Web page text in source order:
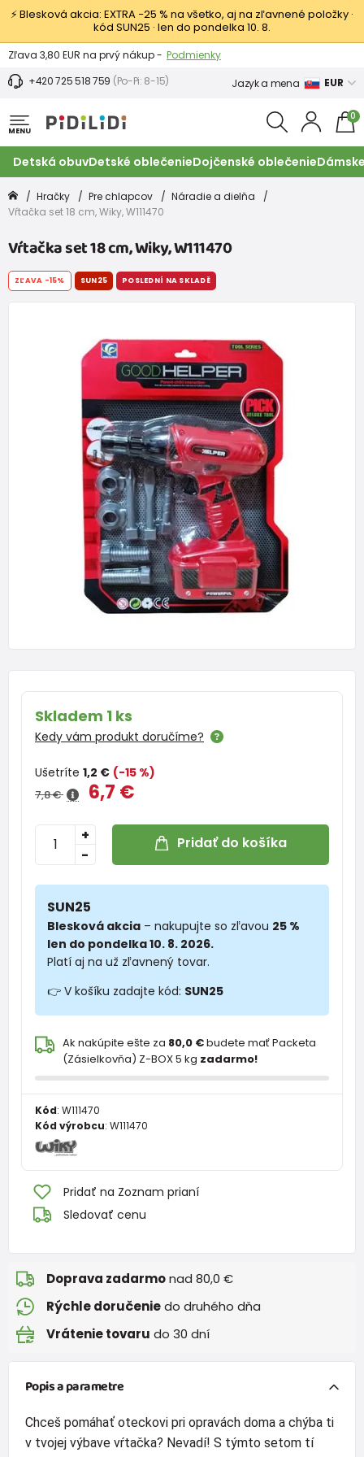
⚡ Blesková akcia: EXTRA −25 % na všetko, aj na zľavnené položky ·
kód SUN25 · len do pondelka 10. 8.
Výmena a vrátenie tovaru - Zobraziť
Zľava 3,80 EUR na prvý nákup - Podmienky
+420 725 518 759 (Po-Pi: 8-15) Jazyk a mena EUR
MENU
0
Detská obuvDetské oblečenieDojčenské oblečenie
Hračky Pre chlapcov
Náradie a dielňa
Vŕtačka set 18 cm, Wiky, W111470
Vŕtačka set 18 cm, Wiky, W111470
Skladem 1 ks
Kedy vám produkt doručíme?
Ušetríte 1,2 € (-15 %)
7,8 € 6,7 €
-
+ Pridať do košíka
SUN25
Blesková akcia – nakupujte so zľavou 25 %
len do pondelka 10. 8. 2026.
Platí aj na už zľavnený tovar.
👉 V košíku zadajte kód: SUN25
Ak nakúpite ešte za 80,0 €budete mať Packeta
(Zásielkovňa) Z-BOX 5 kg zadarmo!
Kód: W111470
Kód výrobcu: W111470
Pridať na Zoznam prianí
Sledovať cenu
ZĽAVA -15% SUN25 POSLEDNÍ NA SKLADĚ
Doprava zadarmonad 80,0 €
Rýchle doručeniedo druhého dňa
Vrátenie tovaru do 30 dní
Popis a parametre
Chceš pomáhať oteckovi pri opravách doma a chýba ti
v tvojej výbave vŕtačka? Nevadí! S týmto setom tí